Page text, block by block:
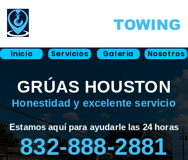
TOWING
Inicio Servicios Galeria Nosotros
GRÚAS HOUSTON
Honestidad y excelente servicio
Estamos aquí para ayudarle las 24 horas
832-888-2881